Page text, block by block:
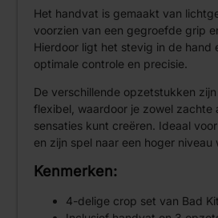
Het handvat is gemaakt van
voorzien van een gegroefde grip
Hierdoor ligt het stevig in de hand
optimale controle en precisie.
De verschillende opzetstukken
flexibel, waardoor je zowel zachte
sensaties kunt creëren. Ideaal
en zijn spel naar een hoger niveau
Kenmerken:
4-delige crop set van Bad